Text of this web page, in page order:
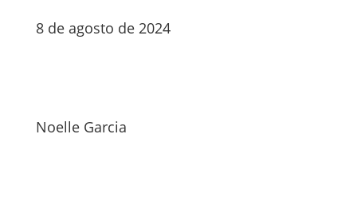
8 de agosto de 2024
Noelle Garcia